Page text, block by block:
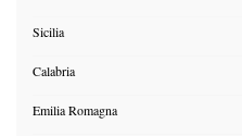
Sicilia
Calabria
Emilia Romagna